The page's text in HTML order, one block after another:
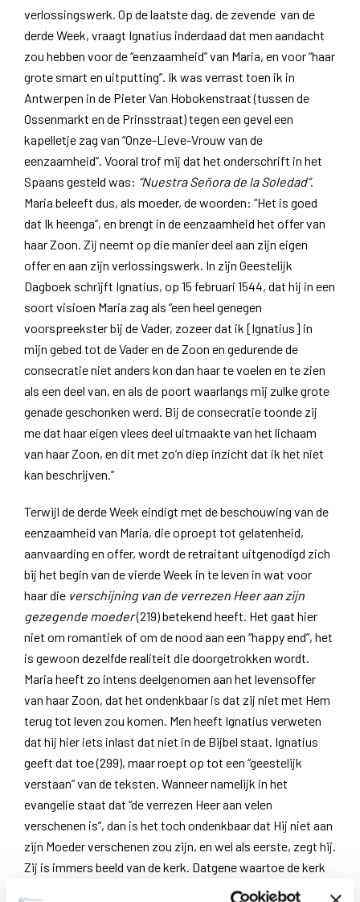
verlossingswerk. Op de laatste dag, de zevende van de
derde Week, vraagt Ignatius inderdaad dat men aandacht
zou hebben voor de “eenzaamheid” van Maria, en voor “haar
grote smart en uitputting”. Ik was verrast toen ik in
Antwerpen in de Pieter Van Hobokenstraat (tussen de
Ossenmarkt en de Prinsstraat) tegen een gevel een
kapelletje zag van “Onze-Lieve-Vrouw van de
eenzaamheid”. Vooral trof mij dat het onderschrift in het
Spaans gesteld was: “Nuestra Señora de la Soledad”.
Maria beleeft dus, als moeder, de woorden: “Het is goed
dat Ik heenga”, en brengt in de eenzaamheid het offer van
haar Zoon. Zij neemt op die manier deel aan zijn eigen
offer en aan zijn verlossingswerk. In zijn Geestelijk
Dagboek schrijft Ignatius, op 15 februari 1544, dat hij in een
soort visioen Maria zag als “een heel genegen
voorspreekster bij de Vader, zozeer dat ik [Ignatius] in
mijn gebed tot de Vader en de Zoon en gedurende de
consecratie niet anders kon dan haar te voelen en te zien
als een deel van, en als de poort waarlangs mij zulke grote
genade geschonken werd. Bij de consecratie toonde zij
me dat haar eigen vlees deel uitmaakte van het lichaam
van haar Zoon, en dit met zo’n diep inzicht dat ik het niet
kan beschrijven.”
Terwijl de derde Week eindigt met de beschouwing van de
eenzaamheid van Maria, die oproept tot gelatenheid,
aanvaarding en offer, wordt de retraitant uitgenodigd zich
bij het begin van de vierde Week in te leven in wat voor
haar die verschijning van de verrezen Heer aan zijn
gezegende moeder(219) betekend heeft. Het gaat hier
niet om romantiek of om de nood aan een “happy end”, het
is gewoon dezelfde realiteit die doorgetrokken wordt.
Maria heeft zo intens deelgenomen aan het levensoffer
van haar Zoon, dat het ondenkbaar is dat zij niet met Hem
terug tot leven zou komen. Men heeft Ignatius verweten
dat hij hier iets inlast dat niet in de Bijbel staat. Ignatius
geeft dat toe (299), maar roept op tot een “geestelijk
verstaan” van de teksten. Wanneer namelijk in het
evangelie staat dat “de verrezen Heer aan velen
verschenen is”, dan is het toch ondenkbaar dat Hij niet aan
zijn Moeder verschenen zou zijn, en wel als eerste, zegt hij.
Zij is immers beeld van de kerk. Datgene waartoe de kerk
bestemd is, is eerst aan haar gebeurd. Daarom is het ook